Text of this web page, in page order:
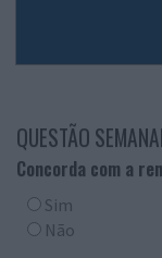
QUESTÃO
Concorda com a
Sim
Não